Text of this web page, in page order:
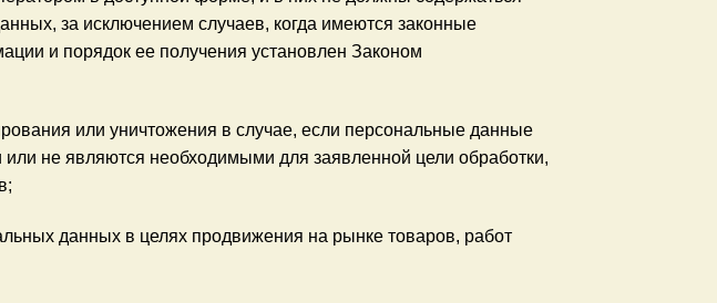
за исключением случаев, когда имеются законные
и порядок ее получения установлен Законом
или уничтожения в случае, если персональные данные
не являются необходимыми для заявленной цели обработки,
данных в целях продвижения на рынке товаров, работ